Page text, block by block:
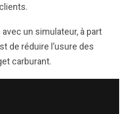
un simulateur, à part
de réduire l’usure des
carburant.